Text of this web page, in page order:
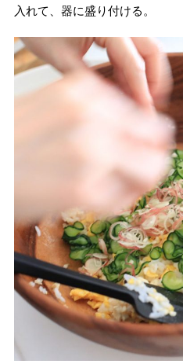
入れて、器に盛り付ける。